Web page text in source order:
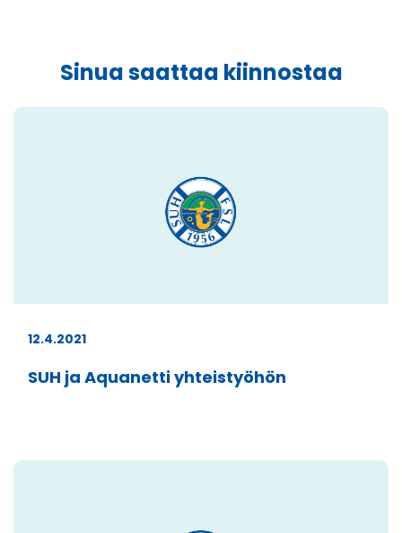
Sinua saattaa kiinnostaa
12.4.2021
SUH ja Aquanetti yhteistyöhön